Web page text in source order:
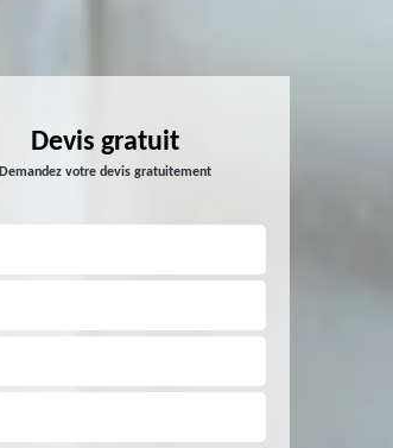
Devis gratuit
Demandez votre devis gratuitement